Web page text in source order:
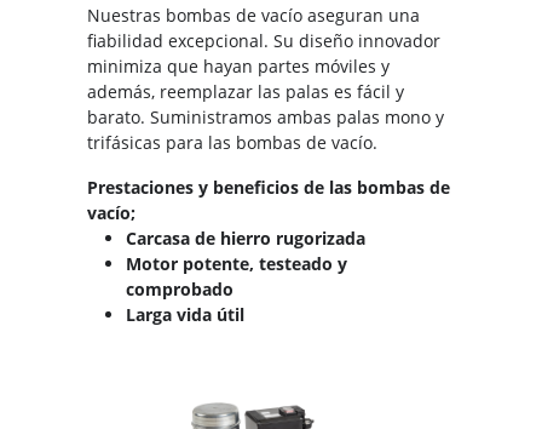
Nuestras bombas de vacío aseguran una
fiabilidad excepcional. Su diseño innovador
minimiza que hayan partes móviles y
además, reemplazar las palas es fácil y
barato. Suministramos ambas palas mono y
trifásicas para las bombas de vacío.
Prestaciones y beneficios de las bombas de
vacío;
Carcasa de hierro rugorizada
Motor potente, testeado y
comprobado
Larga vida útil